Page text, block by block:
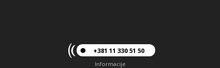
+381 11 330 51 50
Informacije